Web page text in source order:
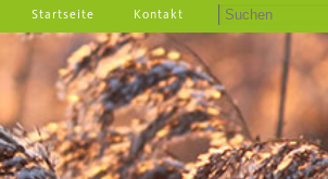
Startseite Kontakt